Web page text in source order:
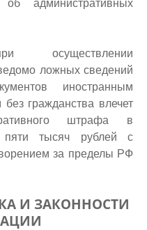
осуществлении
ложных сведений
иностранным
гражданства влечет
штрафа в
тысяч рублей с
за пределы РФ
И ЗАКОННОСТИ